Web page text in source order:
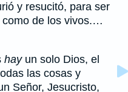
y resucitó, para ser
como de los vivos.…
hayun solo Dios, el
las cosas y
Señor, Jesucristo,